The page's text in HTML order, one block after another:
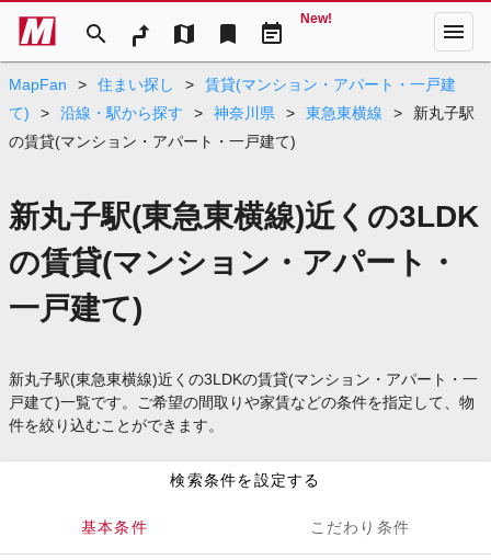
search map bookmark event_note
New! menu
MapFan > 住まい探し >
賃貸(マンション・アパート・一戸建
て)
> 沿線・駅から探す > 神奈川県 > 東急東横線 >
新丸子駅
の賃貸(マンション・アパート・一戸建て)
新丸子駅(東急東横線)近くの3LDK
の賃貸(マンション・アパート・
一戸建て)
新丸子駅(東急東横線)近くの3LDKの賃貸(マンション・アパート・一
戸建て)一覧です。ご希望の間取りや家賃などの条件を指定して、物
件を絞り込むことができます。
検索条件を設定する
基本条件 こだわり条件